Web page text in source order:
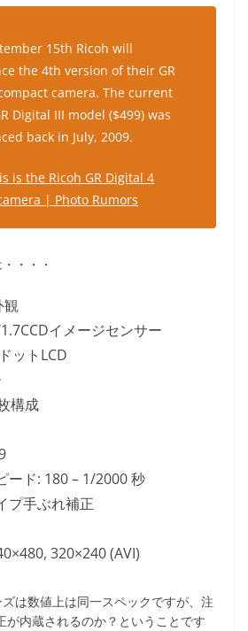
15th Ricoh will
the 4th version of their GR
camera. The current
Digital III model ($499) was
back in July, 2009.
is the Ricoh GR Digital 4
| Photo Rumors
・・・
観
イメージセンサー
ットLCD
構成
ード: 180 – 1/2000 秒
プ手ぶれ補正
320×240 (AVI)
は数値上は同一スペックですが、注
が内蔵されるのか？ということです